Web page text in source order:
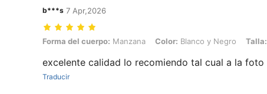
b***s 7 Apr,2026
Forma del cuerpo: Manzana, Color: Blanco y Negro, Talla: 0XL
Forma del cuerpo: Manzana Color: Blanco y Negro Talla:
excelente calidad lo recomiendo tal cual a la foto
Traducir